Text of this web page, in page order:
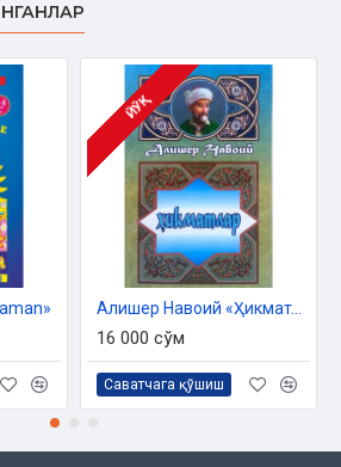
ЙЎҚ
Алишер Навоий «Ҳикматлар»
16 000 сўм
Саватчага қўшиш